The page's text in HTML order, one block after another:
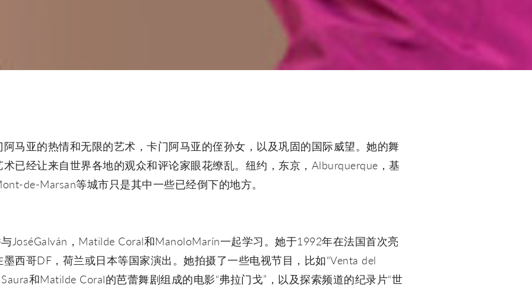
马亚的热情和无限的艺术，卡门阿马亚的侄孙女，以及巩固的国际威望。她的舞
已经让来自世界各地的观众和评论家眼花缭乱。纽约，东京，Alburquerque，基
de-Marsan等城市只是其中一些已经倒下的地方。
JoséGalván，Matilde Coral和ManoloMarín一起学习。她于1992年在法国首次亮
西哥DF，荷兰或日本等国家演出。她拍摄了一些电视节目，比如“Venta del
和Matilde Coral的芭蕾舞剧组成的电影“弗拉门戈”，以及探索频道的纪录片“世